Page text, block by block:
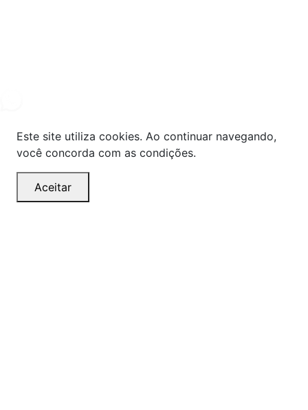
Este site utiliza cookies. Ao continuar navegando,
você concorda com as condições.
Aceitar